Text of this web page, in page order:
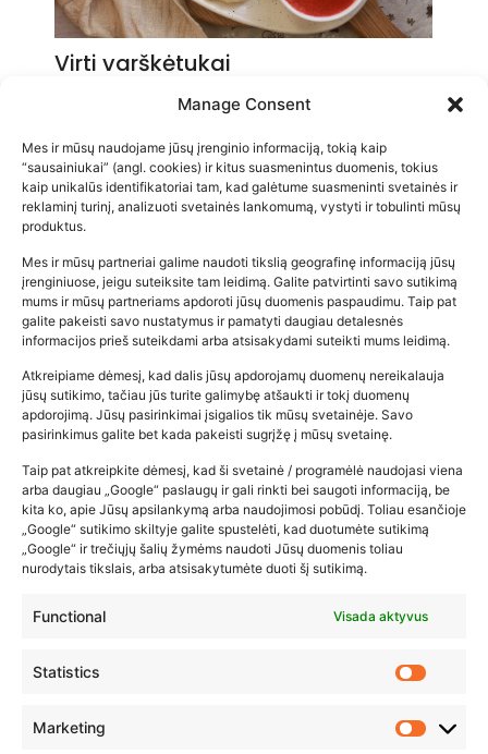
Manage Consent
Mes ir mūsų naudojame jūsų įrenginio informaciją, tokią kaip
“sausainiukai” (angl. cookies) ir kitus suasmenintus duomenis, tokius
kaip unikalūs identifikatoriai tam, kad galėtume suasmeninti svetainės ir
reklaminį turinį, analizuoti svetainės lankomumą, vystyti ir tobulinti mūsų
produktus.
Mes ir mūsų partneriai galime naudoti tikslią geografinę informaciją jūsų
įrenginiuose, jeigu suteiksite tam leidimą. Galite patvirtinti savo sutikimą
mums ir mūsų partneriams apdoroti jūsų duomenis paspaudimu. Taip pat
galite pakeisti savo nustatymus ir pamatyti daugiau detalesnės
informacijos prieš suteikdami arba atsisakydami suteikti mums leidimą.
Atkreipiame dėmesį, kad dalis jūsų apdorojamų duomenų nereikalauja
jūsų sutikimo, tačiau jūs turite galimybę atšaukti ir tokį duomenų
apdorojimą. Jūsų pasirinkimai įsigalios tik mūsų svetainėje. Savo
pasirinkimus galite bet kada pakeisti sugrįžę į mūsų svetainę.
Taip pat atkreipkite dėmesį, kad ši svetainė / programėlė naudojasi viena
arba daugiau „Google“ paslaugų ir gali rinkti bei saugoti informaciją, be
kita ko, apie Jūsų apsilankymą arba naudojimosi pobūdį. Toliau esančioje
„Google“ sutikimo skiltyje galite spustelėti, kad duotumėte sutikimą
„Google“ ir trečiųjų šalių žymėms naudoti Jūsų duomenis toliau
nurodytais tikslais, arba atsisakytumėte duoti šį sutikimą.
Functional Visada aktyvus
Statistics
Marketing
Virti varškėtukai
Orkaitėje kepto sūrio salotos
2025-12-11